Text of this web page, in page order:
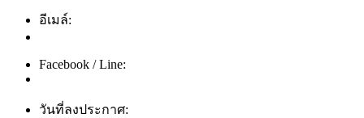
อีเมล์:
Facebook / Line:
วันที่ลงประกาศ: